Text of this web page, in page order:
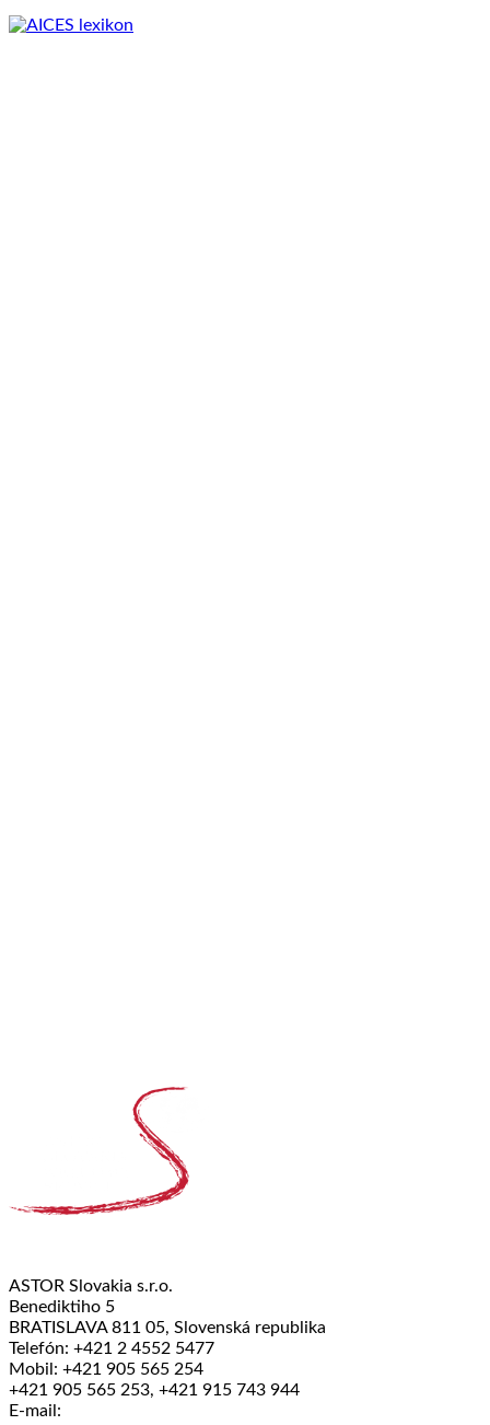
ASTOR Slovakia s.r.o.
Benediktiho 5
BRATISLAVA 811 05, Slovenská republika
Telefón: +421 2 4552 5477
Mobil: +421 905 565 254
+421 905 565 253, +421 915 743 944
E-mail: